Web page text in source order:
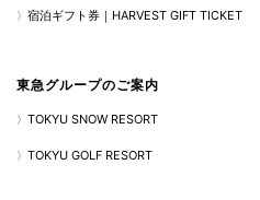
宿泊ギフト券｜HARVEST GIFT TICKET
東急グループのご案内
TOKYU SNOW RESORT
TOKYU GOLF RESORT